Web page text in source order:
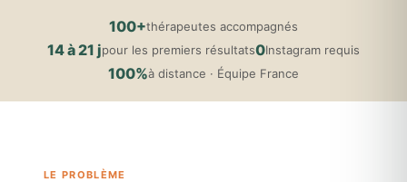
100+thérapeutes accompagnés
14 à 21 jpour les premiers résultats0Instagram requis
100%à distance · Équipe France
LE PROBLÈME